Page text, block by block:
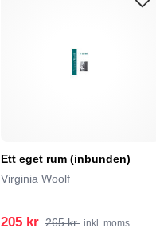
Ett eget rum (inbunden)
Virginia Woolf
205 kr 265 kr inkl. moms